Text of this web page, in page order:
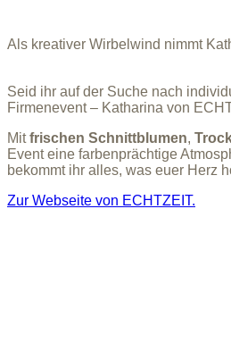
Als kreativer Wirbelwind nimmt
Seid ihr auf der Suche nach
Firmenevent – Katharina von
Mitfrischen Schnittblumen,
Event eine farbenprächtige
bekommt ihr alles, was euer Herz
Zur Webseite von ECHTZEIT.